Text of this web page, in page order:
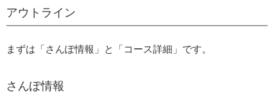
アウトライン
まずは「さんぽ情報」と「コース詳細」です。
さんぽ情報